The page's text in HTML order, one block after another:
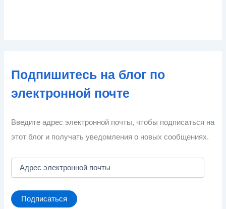
Подпишитесь на блог по
электронной почте
Введите адрес электронной почты, чтобы подписаться на
этот блог и получать уведомления о новых сообщениях.
А
е
с
Подписаться